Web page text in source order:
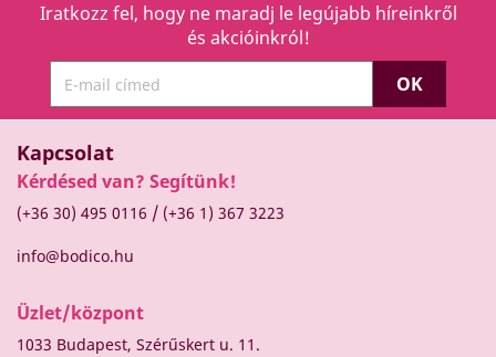
Iratkozz fel, hogy ne maradj le legújabb híreinkről
és akcióinkról!
Kapcsolat
Kérdésed van? Segítünk!
(+36 30) 495 0116 / (+36 1) 367 3223
info@bodico.hu
Üzlet/központ
1033 Budapest, Szérűskert u. 11.